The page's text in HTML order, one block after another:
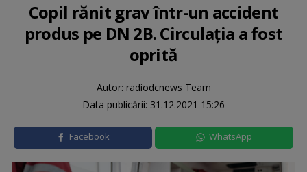
Copil rănit grav într-un accident
produs pe DN 2B. Circulaţia a fost
oprită
Autor: radiodcnews Team
Data publicării: 31.12.2021 15:26
Facebook WhatsApp